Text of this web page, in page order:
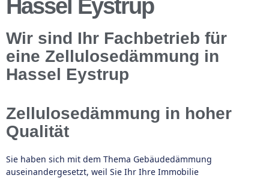
Hassel Eystrup
Wir sind Ihr Fachbetrieb für
eine Zellulosedämmung in
Hassel Eystrup
Zellulosedämmung in hoher
Qualität
Sie haben sich mit dem Thema Gebäudedämmung
auseinandergesetzt, weil Sie Ihr Ihre Immobilie